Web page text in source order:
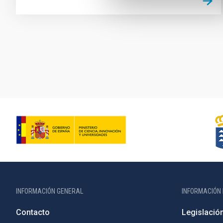
INFORMACIÓN GENERAL
Contacto
INFORMACIÓN